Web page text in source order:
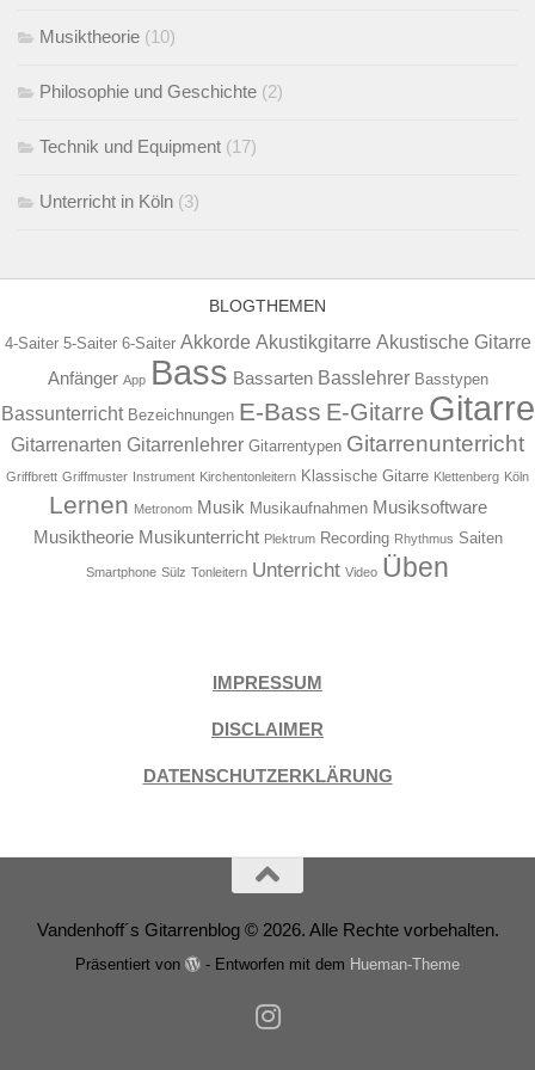
Musiktheorie (10)
Philosophie und Geschichte (2)
Technik und Equipment (17)
Unterricht in Köln (3)
BLOGTHEMEN
4-Saiter 5-Saiter 6-Saiter Akkorde Akustikgitarre Akustische Gitarre
Anfänger App Bass Bassarten Basslehrer Basstypen
Bassunterricht Bezeichnungen E-Bass E-Gitarre Gitarre
Gitarrenarten Gitarrenlehrer Gitarrentypen Gitarrenunterricht
Griffbrett Griffmuster Instrument Kirchentonleitern Klassische Gitarre Klettenberg Köln
Lernen Metronom Musik Musikaufnahmen Musiksoftware
Musiktheorie Musikunterricht Plektrum Recording Rhythmus Saiten
Smartphone Sülz Tonleitern Unterricht Video Üben
IMPRESSUM
DISCLAIMER
DATENSCHUTZERKLÄRUNG
Vandenhoff´s Gitarrenblog © 2026. Alle Rechte vorbehalten.
Präsentiert von - Entworfen mit dem Hueman-Theme